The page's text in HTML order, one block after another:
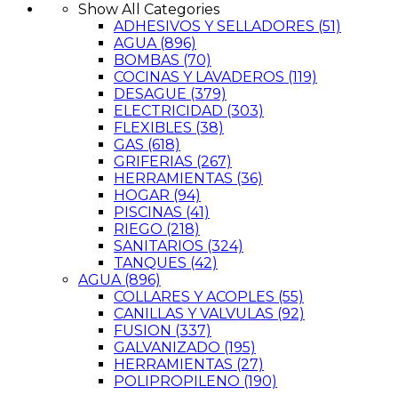
Show All Categories
ADHESIVOS Y SELLADORES (51)
AGUA (896)
BOMBAS (70)
COCINAS Y LAVADEROS (119)
DESAGUE (379)
ELECTRICIDAD (303)
FLEXIBLES (38)
GAS (618)
GRIFERIAS (267)
HERRAMIENTAS (36)
HOGAR (94)
PISCINAS (41)
RIEGO (218)
SANITARIOS (324)
TANQUES (42)
AGUA (896)
COLLARES Y ACOPLES (55)
CANILLAS Y VALVULAS (92)
FUSION (337)
GALVANIZADO (195)
HERRAMIENTAS (27)
POLIPROPILENO (190)